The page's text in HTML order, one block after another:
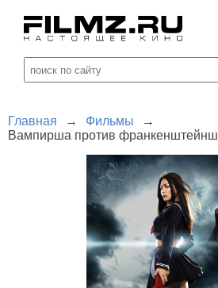
Главная → Фильмы
→
Вампирша против франкенштейнш